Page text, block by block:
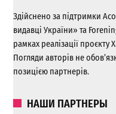
Здійснено за підтримки
видавці України» та
рамках реалізації проєкту
Погляди авторів не
позицією партнерів.
НАШИ ПАРТНЕРЫ